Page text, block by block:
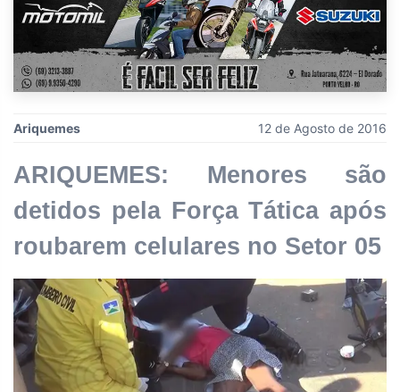
Ariquemes 12 de Agosto de 2016
ARIQUEMES: Menores são
detidos pela Força Tática após
roubarem celulares no Setor 05